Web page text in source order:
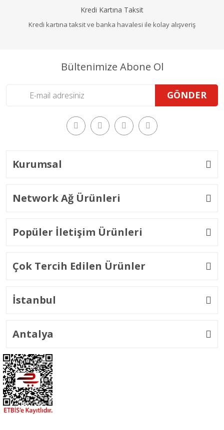
Kredi Kartına Taksit
Kredi kartına taksit ve banka havalesi ile kolay alışveriş
Bültenimize Abone Ol
GÖNDER
Kurumsal
Network Ağ Ürünleri
Popüler İletişim Ürünleri
Çok Tercih Edilen Ürünler
İstanbul
Antalya